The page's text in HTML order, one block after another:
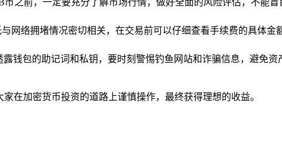
网络拥堵情况密切相关，在交易前可以仔细查看手续费的具体
钱包的助记词和私钥，要时刻警惕钓鱼网站和诈骗信息，避免
在加密货币投资的道路上谨慎操作，最终获得理想的收益。